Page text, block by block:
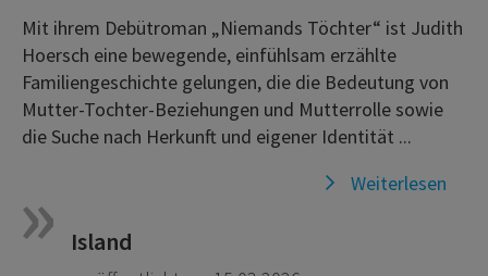
Mit ihrem Debütroman „Niemands Töchter“ ist Judith
Hoersch eine bewegende, einfühlsam erzählte
Familiengeschichte gelungen, die die Bedeutung von
Mutter-Tochter-Beziehungen und Mutterrolle sowie
die Suche nach Herkunft und eigener Identität ...
Weiterlesen
Island